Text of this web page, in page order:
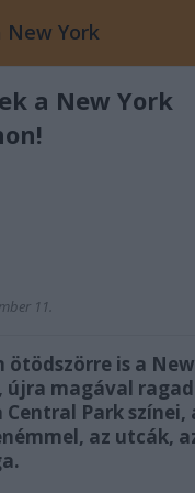
New York
a New York
11.
ötödszörre is a
magával
Park színei,
az utcák,